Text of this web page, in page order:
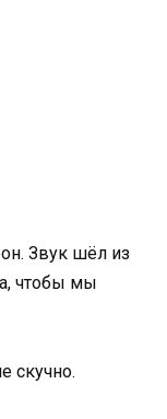
Звук шёл из
чтобы мы
скучно.